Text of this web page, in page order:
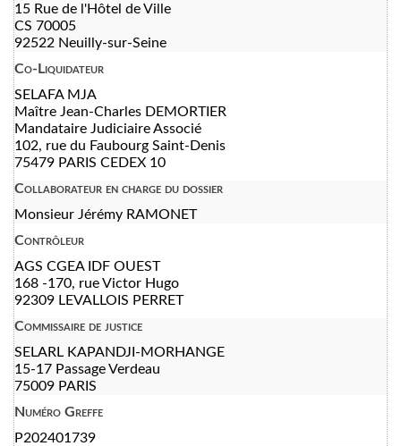
15 Rue de l'Hôtel de Ville
CS 70005
92522 Neuilly-sur-Seine
Co-Liquidateur
SELAFA MJA
Maître Jean-Charles DEMORTIER
Mandataire Judiciaire Associé
102, rue du Faubourg Saint-Denis
75479 PARIS CEDEX 10
Collaborateur en charge du dossier
Monsieur Jérémy RAMONET
Contrôleur
AGS CGEA IDF OUEST
168 -170, rue Victor Hugo
92309 LEVALLOIS PERRET
Commissaire de justice
SELARL KAPANDJI-MORHANGE
15-17 Passage Verdeau
75009 PARIS
Numéro Greffe
P202401739